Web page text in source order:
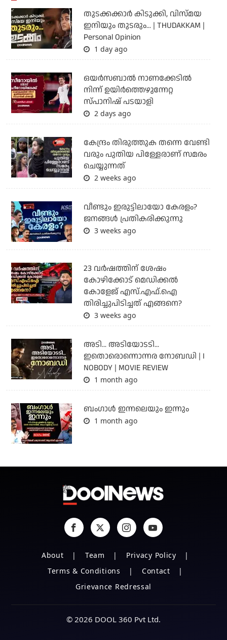
തുടക്കക്കാര്‍ കിടുക്കി, വിസ്മയ
ഇനിയും തുടരും... | THUDAKKAM |
Personal Opinion
1 day ago
ഒയര്‍സബാൽ നാണക്കേടിൽ
നിന്ന് ഉയിർത്തെഴുന്നേറ്റ
സ്പാനിഷ് പടയാളി
2 days ago
കേന്ദ്രം തിരുത്തുക തന്നെ വേണ്ടി
വരും പുതിയ പിള്ളേരാണ് സമരം
ചെയ്യുന്നത്
2 weeks ago
വീണ്ടും ഇരുട്ടിലായോ കേരളം?
ജനങ്ങൾ പ്രതികരിക്കുന്നു
3 weeks ago
23 വർഷത്തിന് ശേഷം
കോഴിക്കോട് മെഡിക്കൽ
കോളേജ് എസ്.എഫ്.ഐ
തിരിച്ചുപിടിച്ചത് എങ്ങനെ?
3 weeks ago
അടി... അടിയോടടി...
ഇതൊരൊന്നൊന്നര നോബഡി | I
NOBODY | MOVIE REVIEW
1 month ago
ബംഗാള്‍ ഇന്നലെയും ഇന്നും
1 month ago
About Team
Privacy Policy
Terms & Conditions
Contact
Grievance Redressal
© 2026 DOOL 360 Pvt Ltd.